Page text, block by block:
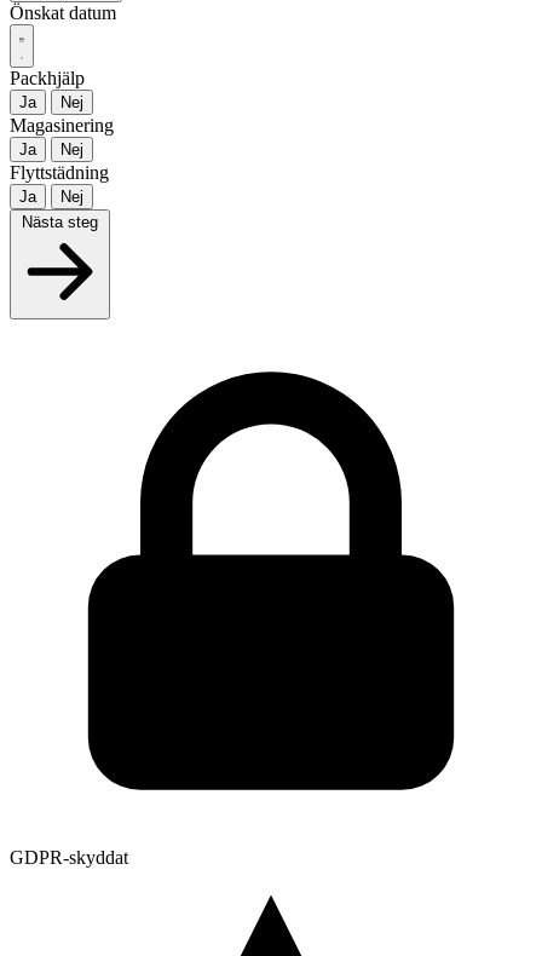
Önskat datum
Packhjälp
Ja Nej
Magasinering
Ja Nej
Flyttstädning
Ja
Nej
Nästa steg
GDPR-skyddat